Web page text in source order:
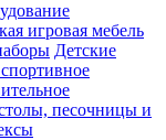
игровая мебель
Детские
песочницы и